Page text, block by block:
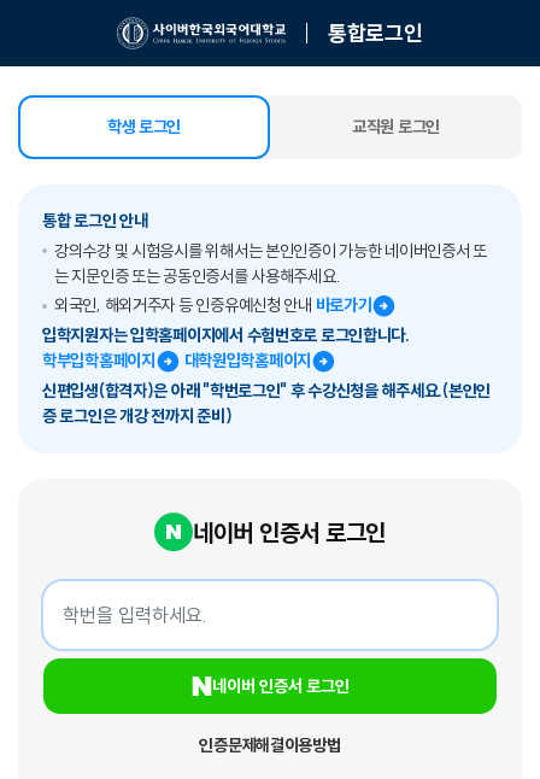
통합로그인
학생 로그인
선택됨 교직원 로그인
통합 로그인 안내
강의수강 및 시험응시를 위해서는 본인인증이 가능한 네이버인증서 또
는 지문인증 또는 공동인증서를 사용해주세요.
외국인, 해외거주자 등 인증유예신청 안내 바로가기
입학지원자는 입학홈페이지에서 수험번호로 로그인합니다.
학부입학홈페이지
대학원입학홈페이지
신편입생(합격자)은 아래 "학번로그인" 후 수강신청을 해주세요.(본인인
증 로그인은 개강 전까지 준비)
네이버 인증서 로그인
네이버 인증서 로그인
학번
네이버 인증서 로그인
인증문제해결이용방법